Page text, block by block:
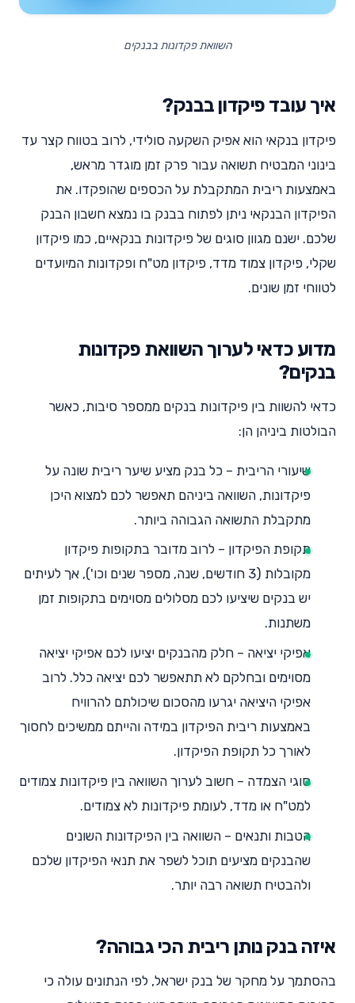
השוואת פקדונות בבנקים
איך עובד פיקדון בבנק?
פיקדון בנקאי הוא אפיק השקעה סולידי, לרוב בטווח קצר עד
בינוני המבטיח תשואה עבור פרק זמן מוגדר מראש,
באמצעות ריבית המתקבלת על הכספים שהופקדו. את
הפיקדון הבנקאי ניתן לפתוח בבנק בו נמצא חשבון הבנק
שלכם. ישנם מגוון סוגים של פיקדונות בנקאיים, כמו פיקדון
שקלי, פיקדון צמוד מדד, פיקדון מט"ח ופקדונות המיועדים
לטווחי זמן שונים.
מדוע כדאי לערוך השוואת פקדונות
בנקים?
כדאי להשוות בין פיקדונות בנקים ממספר סיבות, כאשר
הבולטות ביניהן הן:
שיעורי הריבית – כל בנק מציע שיער ריבית שונה על
פיקדונות, השוואה ביניהם תאפשר לכם למצוא היכן
מתקבלת התשואה הגבוהה ביותר.
תקופת הפיקדון – לרוב מדובר בתקופות פיקדון
מקובלות (3 חודשים, שנה, מספר שנים וכו'), אך לעיתים
יש בנקים שיציעו לכם מסלולים מסוימים בתקופות זמן
משתנות.
אפיקי יציאה – חלק מהבנקים יציעו לכם אפיקי יציאה
מסוימים ובחלקם לא תתאפשר לכם יציאה כלל. לרוב
אפיקי היציאה יגרעו מהסכום שיכולתם להרוויח
באמצעות ריבית הפיקדון במידה והייתם ממשיכים לחסוך
לאורך כל תקופת הפיקדון.
סוגי הצמדה – חשוב לערוך השוואה בין פיקדונות צמודים
למט"ח או מדד, לעומת פיקדונות לא צמודים.
הטבות ותנאים – השוואה בין הפיקדונות השונים
שהבנקים מציעים תוכל לשפר את תנאי הפיקדון שלכם
ולהבטיח תשואה רבה יותר.
איזה בנק נותן ריבית הכי גבוהה?
בהסתמך על מחקר של בנק ישראל, לפי הנתונים עולה כי